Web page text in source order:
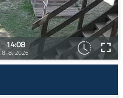
14:08
8. 8. 2026